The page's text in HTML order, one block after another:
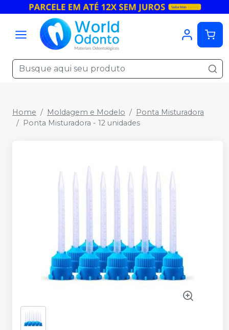
Home Moldagem e Modelo
Ponta Misturadora
Ponta Misturadora - 12 unidades